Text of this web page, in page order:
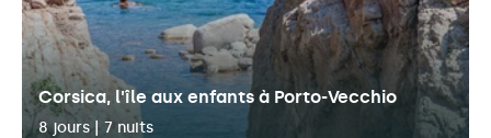
Corsica, l'île aux enfants à Porto-Vecchio
8 jours | 7 nuits